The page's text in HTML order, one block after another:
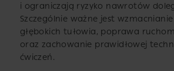
i ograniczają ryzyko nawrotów
Szczególnie ważne jest
głębokich tułowia, poprawa
oraz zachowanie prawidłowej
ćwiczeń.